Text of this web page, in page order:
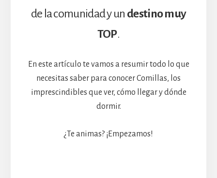
de la comunidad y un destino muy
TOP.
En este artículo te vamos a resumir todo lo que
necesitas saber para conocer Comillas, los
imprescindibles que ver, cómo llegar y dónde
dormir.
¿Te animas? ¡Empezamos!